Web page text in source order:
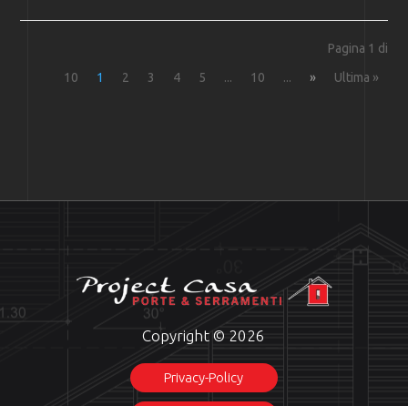
Pagina 1 di
10
1 2 3 4 5 ... 10 ... » Ultima »
Copyright © 2026
Privacy-Policy